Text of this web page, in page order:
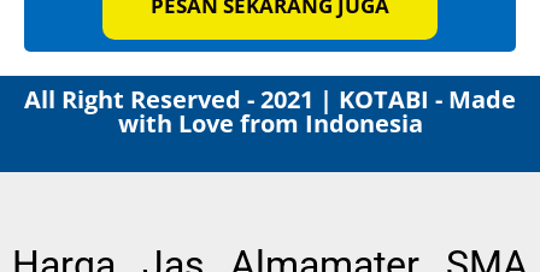
PESAN SEKARANG JUGA
All Right Reserved - 2021 | KOTABI - Made
with Love from Indonesia